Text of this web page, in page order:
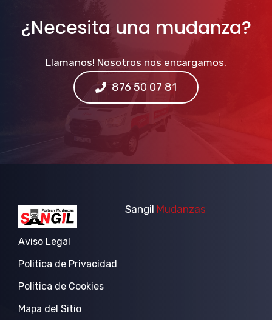
¿Necesita una mudanza?
Llamanos! Nosotros nos encargamos.
876 50 07 81
Sangil Mudanzas
Aviso Legal
Politica de Privacidad
Politica de Cookies
Mapa del Sitio